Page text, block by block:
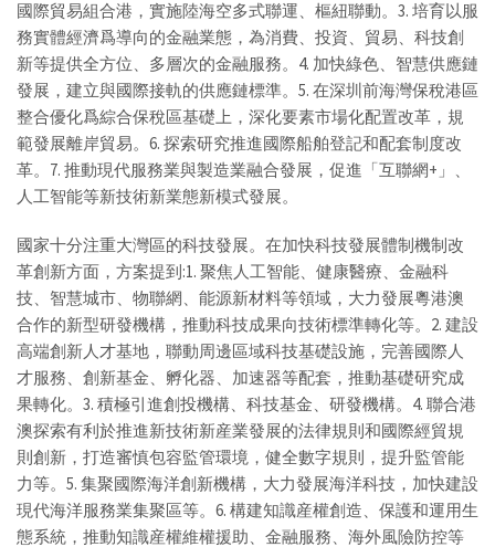
國際貿易組合港，實施陸海空多式聯運、樞紐聯動。3. 培育以服
務實體經濟爲導向的金融業態，為消費、投資、貿易、科技創
新等提供全方位、多層次的金融服務。4. 加快綠色、智慧供應鏈
發展，建立與國際接軌的供應鏈標準。5. 在深圳前海灣保稅港區
整合優化爲綜合保稅區基礎上，深化要素市場化配置改革，規
範發展離岸貿易。6. 探索研究推進國際船舶登記和配套制度改
革。7. 推動現代服務業與製造業融合發展，促進「互聯網+」、
人工智能等新技術新業態新模式發展。
國家十分注重大灣區的科技發展。在加快科技發展體制機制改
革創新方面，方案提到:1. 聚焦人工智能、健康醫療、金融科
技、智慧城市、物聯網、能源新材料等領域，大力發展粵港澳
合作的新型研發機構，推動科技成果向技術標準轉化等。2. 建設
高端創新人才基地，聯動周邊區域科技基礎設施，完善國際人
才服務、創新基金、孵化器、加速器等配套，推動基礎研究成
果轉化。3. 積極引進創投機構、科技基金、研發機構。4. 聯合港
澳探索有利於推進新技術新産業發展的法律規則和國際經貿規
則創新，打造審慎包容監管環境，健全數字規則，提升監管能
力等。5. 集聚國際海洋創新機構，大力發展海洋科技，加快建設
現代海洋服務業集聚區等。6. 構建知識産權創造、保護和運用生
態系統，推動知識産權維權援助、金融服務、海外風險防控等